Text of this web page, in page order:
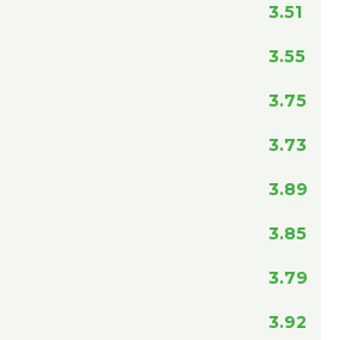
3.51
3.55
3.75
3.73
3.89
3.85
3.79
3.92